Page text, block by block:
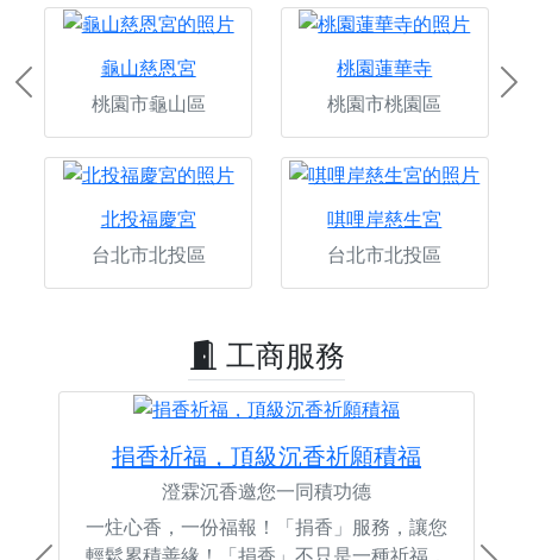
龜山慈恩宮
桃園市龜山區
桃園蓮華寺
桃園市桃園區
北投福慶宮
台北市北投區
唭哩岸慈生宮
台北市北投區
Previous
工商服務
捐香祈福，頂級沉香祈願積福
澄霖沉香邀您一同積功德
一炷心香，一份福報！「捐香」服務，讓您